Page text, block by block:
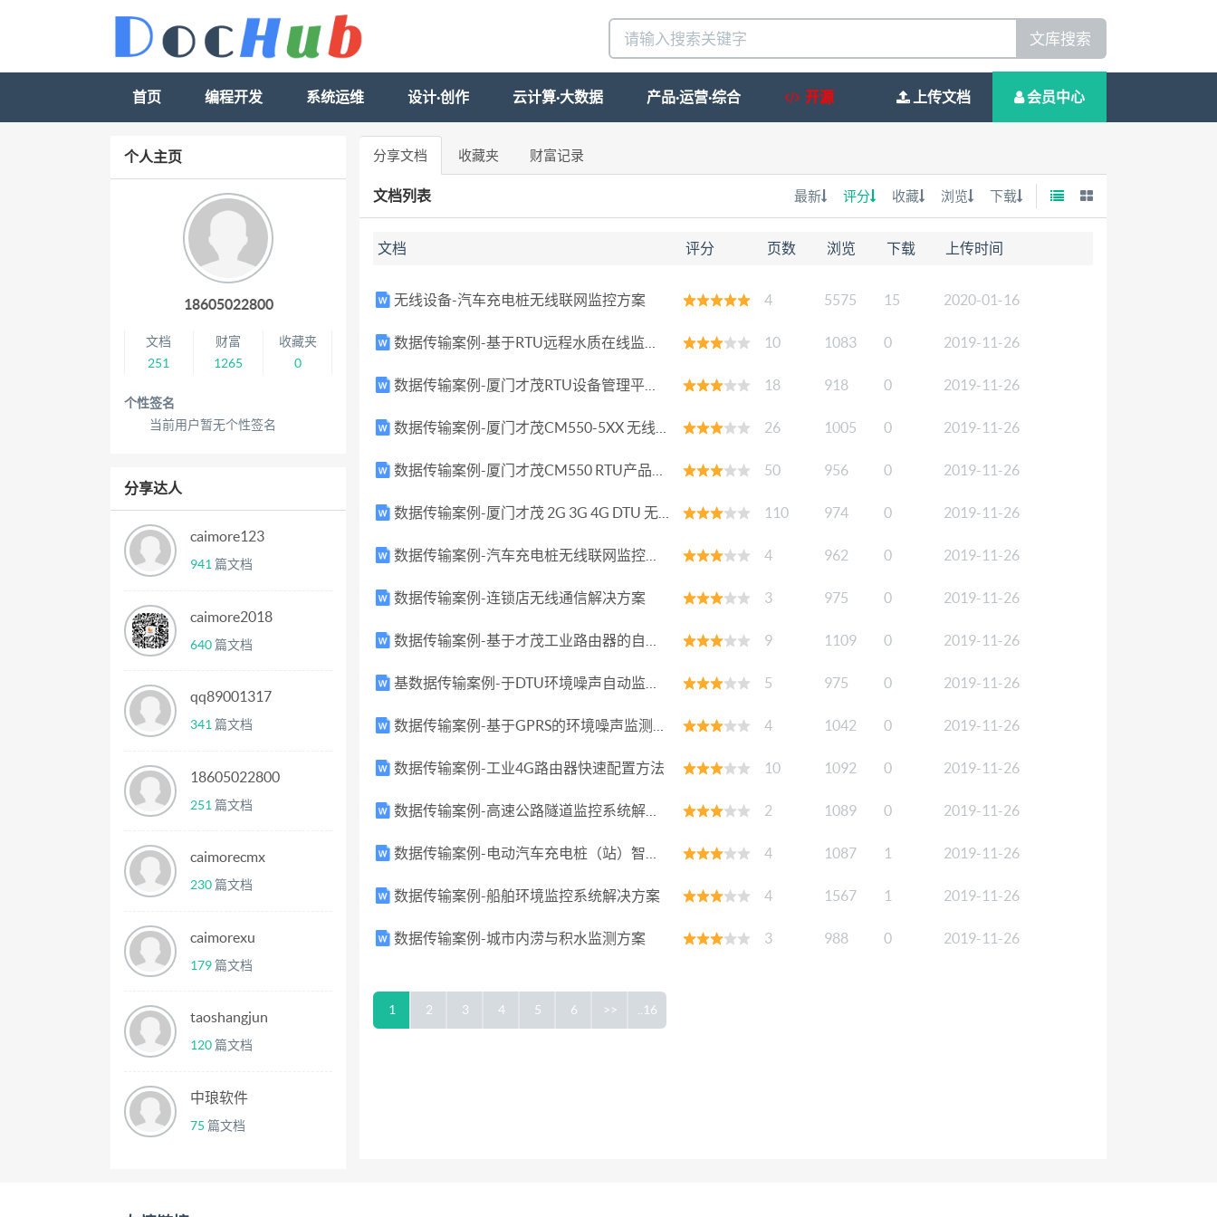
文库搜索
首页 编程开发 系统运维 设计·创作 云计算·大数据 产品·运营·综合 开源 上传文档 会员中心
个人主页
18605022800
文档
251
财富
1265
收藏夹
0
个性签名
当前用户暂无个性签名
分享达人
caimore123
941 篇文档
caimore2018
640篇文档
qq89001317
341 篇文档
18605022800
251 篇文档
caimorecmx
230篇文档
caimorexu
179篇文档
taoshangjun
120篇文档
中琅软件
75 篇文档
分享文档 收藏夹 财富记录
文档列表 最新 评分 收藏 浏览 下载
文档 评分 页数 浏览 下载 上传时间
无线设备-汽车充电桩无线联网监控方案 4 5575 15 2020-01-16
数据传输案例-基于RTU远程水质在线监测系统 10 1083 0 2019-11-26
数据传输案例-厦门才茂RTU设备管理平台说明书v1.3 18 918 0 2019-11-26
数据传输案例-厦门才茂CM550-5XX 无线RTU技术参数v1.8 26 1005 0 2019-11-26
数据传输案例-厦门才茂CM550 RTU产品使用说明书v1.3 50 956 0 2019-11-26
数据传输案例-厦门才茂 2G 3G 4G DTU 无线传输终端使用说明书-V 4.8 110 974 0 2019-11-26
数据传输案例-汽车充电桩无线联网监控方案 4 962 0 2019-11-26
数据传输案例-连锁店无线通信解决方案 3 975 0 2019-11-26
数据传输案例-基于才茂工业路由器的自助缴费机解决方案 9 1109 0 2019-11-26
基数据传输案例-于DTU环境噪声自动监测系统方案 5 975 0 2019-11-26
数据传输案例-基于GPRS的环境噪声监测系统的设计与实现 4 1042 0 2019-11-26
数据传输案例-工业4G路由器快速配置方法 10 1092 0 2019-11-26
数据传输案例-高速公路隧道监控系统解决方案 2 1089 0 2019-11-26
数据传输案例-电动汽车充电桩（站）智能联网方案 4 1087 1 2019-11-26
数据传输案例-船舶环境监控系统解决方案 4 1567 1 2019-11-26
数据传输案例-城市内涝与积水监测方案 3 988 0 2019-11-26
1 2 3 4 5 6 >> ..16